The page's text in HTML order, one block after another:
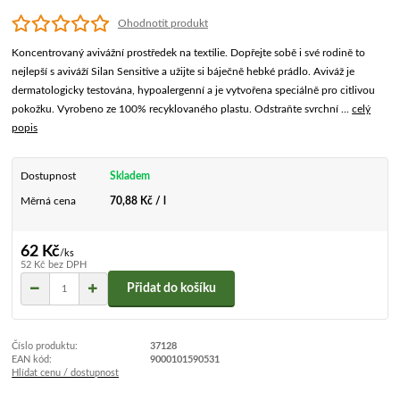
Ohodnotit produkt
Koncentrovaný avivážní prostředek na textilie. Dopřejte sobě i své rodině to
nejlepší s aviváží Silan Sensitive a užijte si báječně hebké prádlo. Aviváž je
dermatologicky testována, hypoalergenní a je vytvořena speciálně pro citlivou
pokožku. Vyrobeno ze 100% recyklovaného plastu. Odstraňte svrchní ...celý
popis
Dostupnost Skladem
Měrná cena 70,88 Kč / l
62 Kč/ks
52 Kč bez DPH
Přidat do košíku
Číslo produktu:
37128
EAN kód:
9000101590531
Hlídat cenu / dostupnost